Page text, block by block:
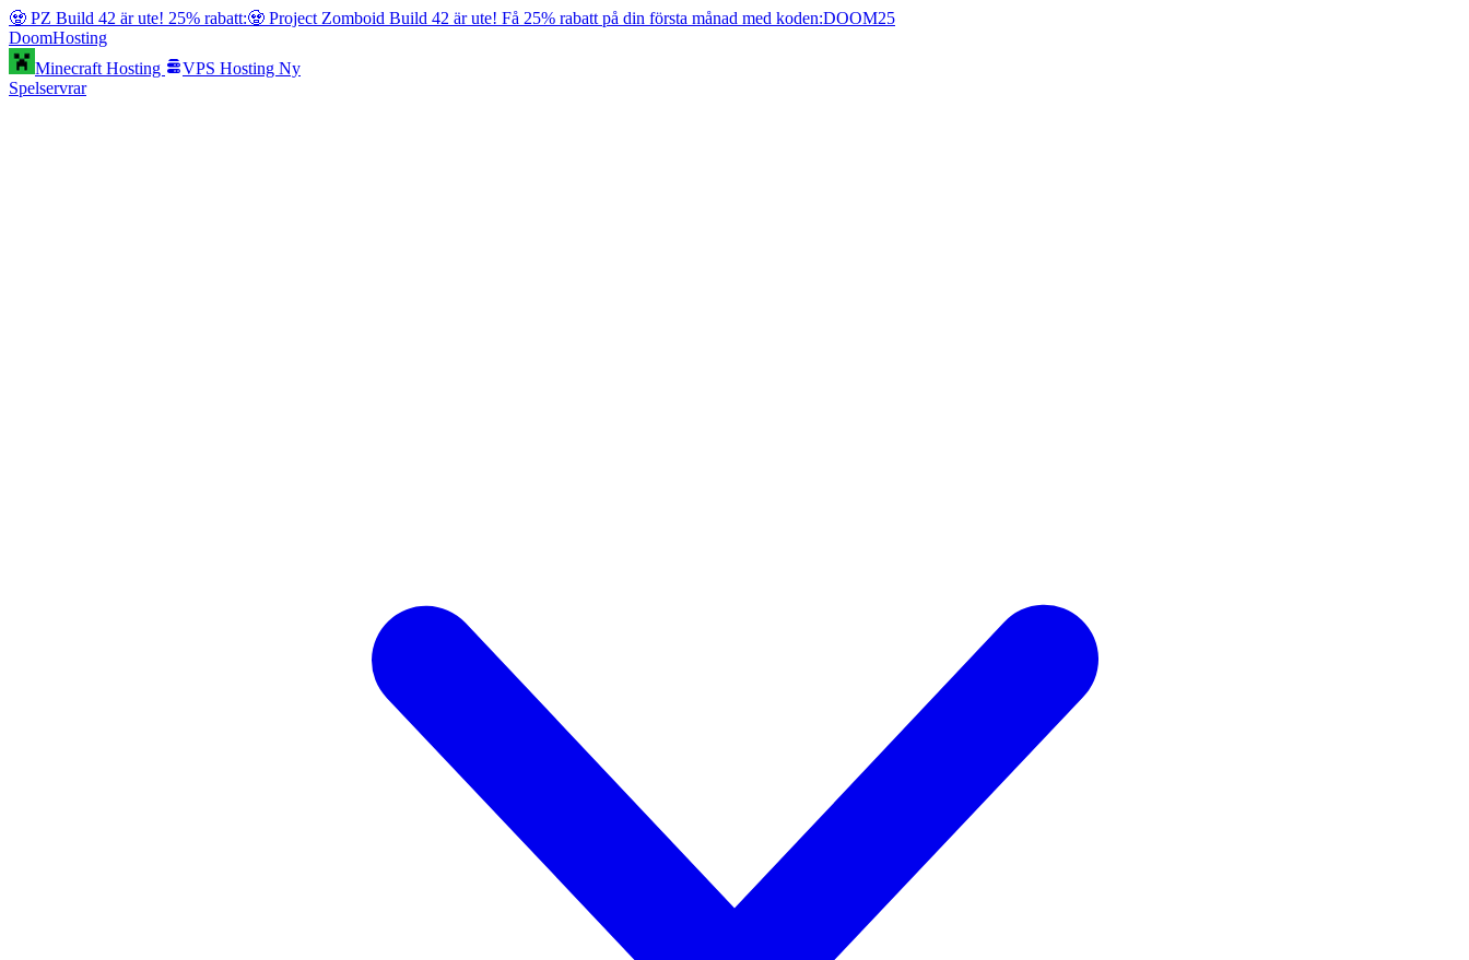
🧟 PZ Build 42 är ute! 25% rabatt:🧟 Project Zomboid Build 42 är ute! Få 25% rabatt på din första månad med koden:DOOM25
DoomHosting
Minecraft Hosting
VPS Hosting Ny
Spelservrar